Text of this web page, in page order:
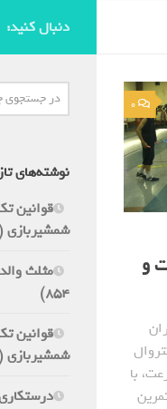
0
و
با
دنبال کنید:
نوشته‌های
قوانین
شمشیربازی (2025-2026) (اثر شماره
مثلث
854)
قوانین
شمشیربازی (2025-2026) (اثر شماره
درستکاری